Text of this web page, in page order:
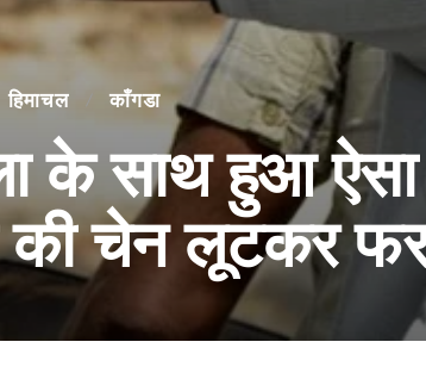
हिमाचल काँगडा
के साथ हुआ
चेन लूटकर